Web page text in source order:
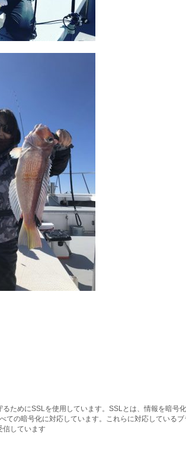
るためにSSLを使用しています。SSLとは、情報を暗
ての暗号化に対応しています。これらに対応している
信しています